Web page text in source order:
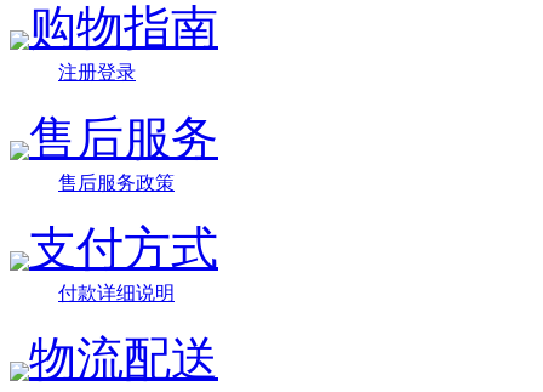
购物指南
注册登录
售后服务
售后服务政策
支付方式
付款详细说明
物流配送